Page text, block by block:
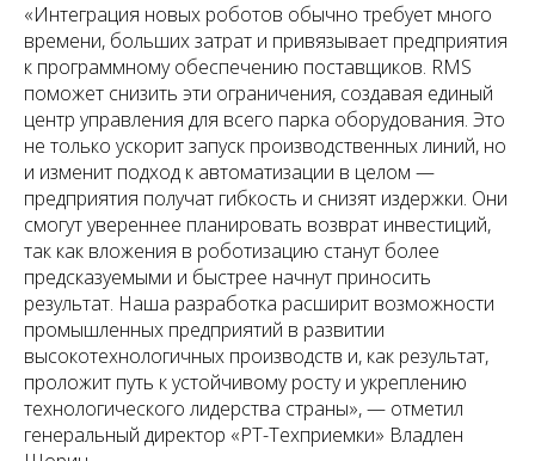
«Интеграция новых роботов обычно требует много
времени, больших затрат и привязывает предприятия
к программному обеспечению поставщиков. RMS
поможет снизить эти ограничения, создавая единый
центр управления для всего парка оборудования. Это
не только ускорит запуск производственных линий, но
и изменит подход к автоматизации в целом —
предприятия получат гибкость и снизят издержки. Они
смогут увереннее планировать возврат инвестиций,
так как вложения в роботизацию станут более
предсказуемыми и быстрее начнут приносить
результат. Наша разработка расширит возможности
промышленных предприятий в развитии
высокотехнологичных производств и, как результат,
проложит путь к устойчивому росту и укреплению
технологического лидерства страны», — отметил
генеральный директор «РТ-Техприемки» Владлен